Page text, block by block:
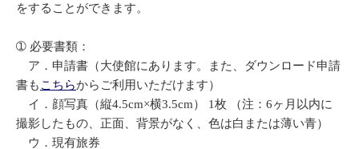
をすることができます。
➀ 必要書類：
ア．申請書（大使館にあります。また、ダウンロード申請
書も こちらからご利用いただけます）
イ．顔写真（縦4.5cm×横3.5cm） 1枚 （注：6ヶ月以内に
撮影したもの、正面、背景がなく、色は白または薄い青）
ウ．現有旅券